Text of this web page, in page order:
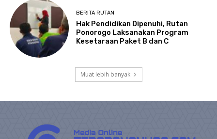
BERITA RUTAN
Hak Pendidikan Dipenuhi, Rutan
Ponorogo Laksanakan Program
Kesetaraan Paket B dan C
Muat lebih banyak